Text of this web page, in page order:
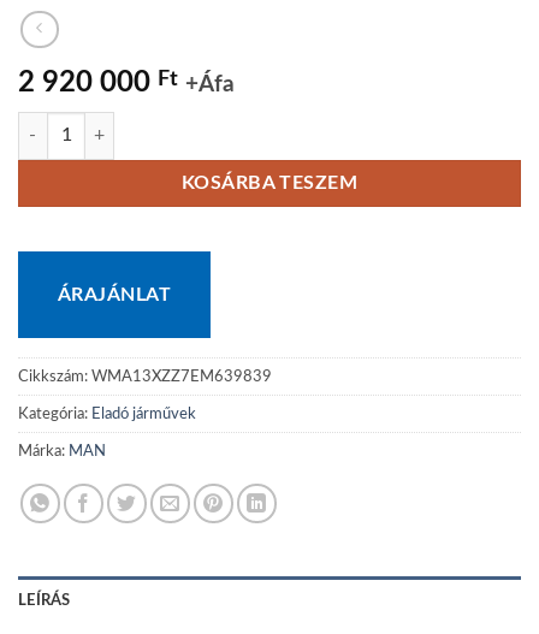
2 920 000 Ft +Áfa
MAN TGX 18.440 - 2013 mennyiség
KOSÁRBA TESZEM
ÁRAJÁNLAT
Cikkszám: WMA13XZZ7EM639839
Kategória: Eladó járművek
Márka: MAN
LEÍRÁS